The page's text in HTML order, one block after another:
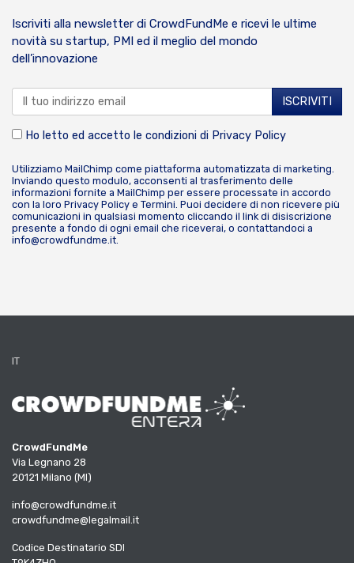
Iscriviti alla newsletter di CrowdFundMe e ricevi le ultime
novità su startup, PMI ed il meglio del mondo
dell’innovazione
Ho letto ed accetto le condizioni di Privacy Policy
Utilizziamo MailChimp come piattaforma automatizzata di marketing.
Inviando questo modulo, acconsenti al trasferimento delle
informazioni fornite a MailChimp per essere processate in accordo
con la loro Privacy Policy e Termini. Puoi decidere di non ricevere più
comunicazioni in qualsiasi momento cliccando il link di disiscrizione
presente a fondo di ogni email che riceverai, o contattandoci a
info@crowdfundme.it.
IT
CrowdFundMe
Via Legnano 28
20121 Milano (MI)
info@crowdfundme.it
crowdfundme@legalmail.it
Codice Destinatario SDI